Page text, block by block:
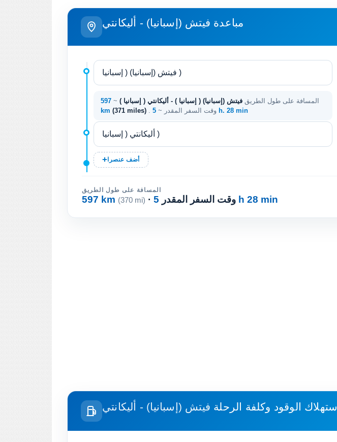
مباعدة فيتش (إسبانيا) - أليكانتي
المسافة على طول الطريق فيتش (إسبانيا) ( إسبانيا ) - أليكانتي ( إسبانيا ) ~
597
km (371 miles) . وقت السفر المقدر ~ 5 h. 28 min
أضف عنصرا
المسافة على طول الطريق
597 km (370 mi) · وقت السفر المقدر 5 h 28 min
استهلاك الوقود وكلفة الرحلة فيتش (إسبانيا) - أليكانتي